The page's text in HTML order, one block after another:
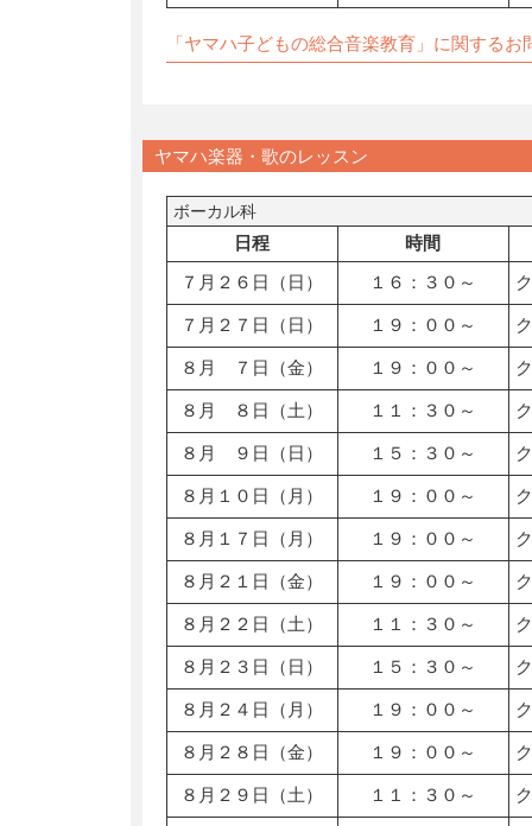
「ヤマハ子どもの総合音楽教育」に関するお
ヤマハ楽器・歌のレッスン
ボーカル科
日程
時間
７月２６日（日）
１６：３０～
７月２７日（日） １９：００～
８月 ７日（金） １９：００～
８月 ８日（土） １１：３０～
８月 ９日（日） １５：３０～
８月１０日（月） １９：００～
８月１７日（月） １９：００～
８月２１日（金） １９：００～
８月２２日（土） １１：３０～
８月２３日（日） １５：３０～
８月２４日（月） １９：００～
８月２８日（金） １９：００～
８月２９日（土） １１：３０～